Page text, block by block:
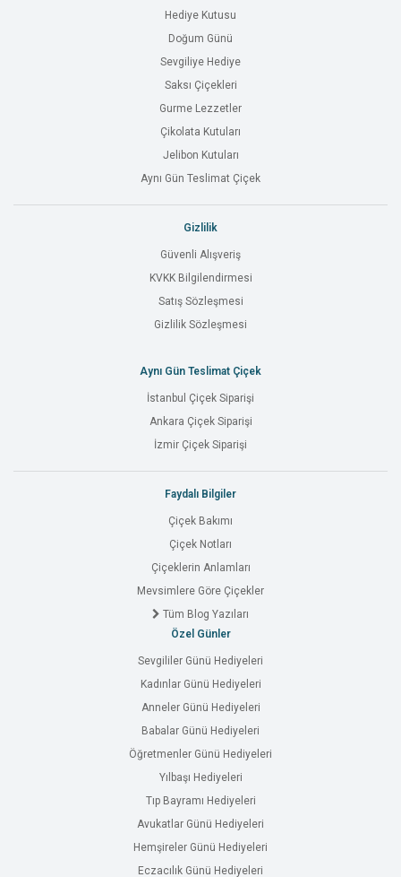
Hediye Kutusu
Doğum Günü
Sevgiliye Hediye
Saksı Çiçekleri
Gurme Lezzetler
Çikolata Kutuları
Jelibon Kutuları
Aynı Gün Teslimat Çiçek
Gizlilik
Güvenli Alışveriş
KVKK Bilgilendirmesi
Satış Sözleşmesi
Gizlilik Sözleşmesi
Aynı Gün Teslimat Çiçek
İstanbul Çiçek Siparişi
Ankara Çiçek Siparişi
İzmir Çiçek Siparişi
Faydalı Bilgiler
Çiçek Bakımı
Çiçek Notları
Çiçeklerin Anlamları
Mevsimlere Göre Çiçekler
Tüm Blog Yazıları
Özel Günler
Sevgililer Günü Hediyeleri
Kadınlar Günü Hediyeleri
Anneler Günü Hediyeleri
Babalar Günü Hediyeleri
Öğretmenler Günü Hediyeleri
Yılbaşı Hediyeleri
Tıp Bayramı Hediyeleri
Avukatlar Günü Hediyeleri
Hemşireler Günü Hediyeleri
Eczacılık Günü Hediyeleri